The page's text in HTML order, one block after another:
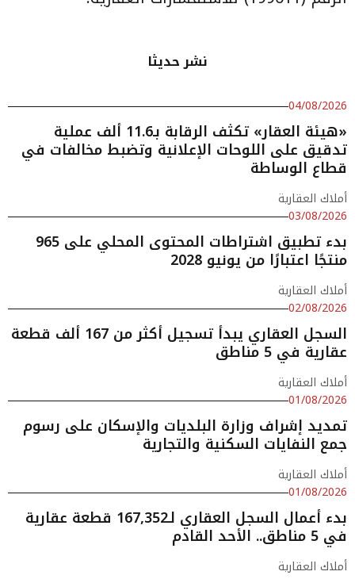
نشر حديثا
04/08/2026
«هيئة العقار» تكثف الرقابة بـ11.6 ألف عملية
تدقيق على اللوحات الإعلانية وتضبط مخالفات في
قطاع الوساطة
أملاك العقارية
03/08/2026
بدء تطبيق اشتراطات المحتوى المحلي على 965
منتجًا اعتبارًا من يونيو 2028
أملاك العقارية
02/08/2026
السجل العقاري يبدأ تسجيل أكثر من 167 ألف قطعة
عقارية في 5 مناطق
أملاك العقارية
01/08/2026
تمديد إشراف وزارة البلديات والإسكان على رسوم
جمع النفايات السكنية والتجارية
أملاك العقارية
01/08/2026
بدء أعمال السجل العقاري لـ167,352 قطعة عقارية
في 5 مناطق.. الأحد القادم
أملاك العقارية